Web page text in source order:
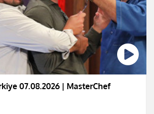
07.08.2026 | MasterChef